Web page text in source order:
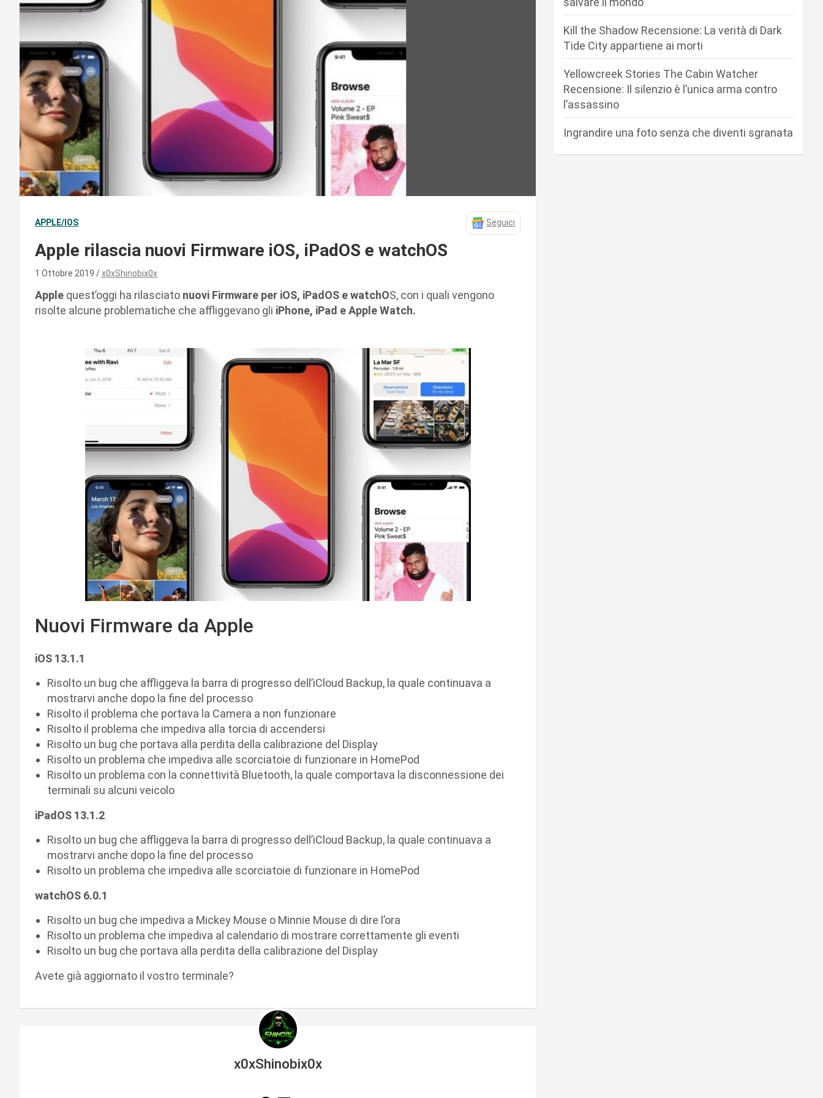
APPLE/IOS Seguici
Apple rilascia nuovi Firmware iOS, iPadOS e watchOS
1 Ottobre 2019 x0xShinobix0x
Apple quest’oggi ha rilasciato nuovi Firmware per iOS, iPadOS e watchOS, con i quali vengono
risolte alcune problematiche che affliggevano gli iPhone, iPad e Apple Watch.
Nuovi Firmware da Apple
iOS 13.1.1
Risolto un bug che affliggeva la barra di progresso dell’iCloud Backup, la quale continuava a
mostrarvi anche dopo la fine del processo
Risolto il problema che portava la Camera a non funzionare
Risolto il problema che impediva alla torcia di accendersi
Risolto un bug che portava alla perdita della calibrazione del Display
Risolto un problema che impediva alle scorciatoie di funzionare in HomePod
Risolto un problema con la connettività Bluetooth, la quale comportava la disconnessione dei
terminali su alcuni veicolo
iPadOS 13.1.2
Risolto un bug che affliggeva la barra di progresso dell’iCloud Backup, la quale continuava a
mostrarvi anche dopo la fine del processo
Risolto un problema che impediva alle scorciatoie di funzionare in HomePod
watchOS 6.0.1
Risolto un bug che impediva a Mickey Mouse o Minnie Mouse di dire l’ora
Risolto un problema che impediva al calendario di mostrare correttamente gli eventi
Risolto un bug che portava alla perdita della calibrazione del Display
Avete già aggiornato il vostro terminale?
x0xShinobix0x
Kill the Shadow Recensione: La verità di Dark
Tide City appartiene ai morti
Yellowcreek Stories The Cabin Watcher
Recensione: Il silenzio è l’unica arma contro
l’assassino
Ingrandire una foto senza che diventi sgranata